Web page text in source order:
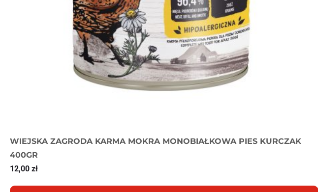
WIEJSKA ZAGRODA KARMA MOKRA MONOBIAŁKOWA PIES KURCZAK
400GR
12,00 zł